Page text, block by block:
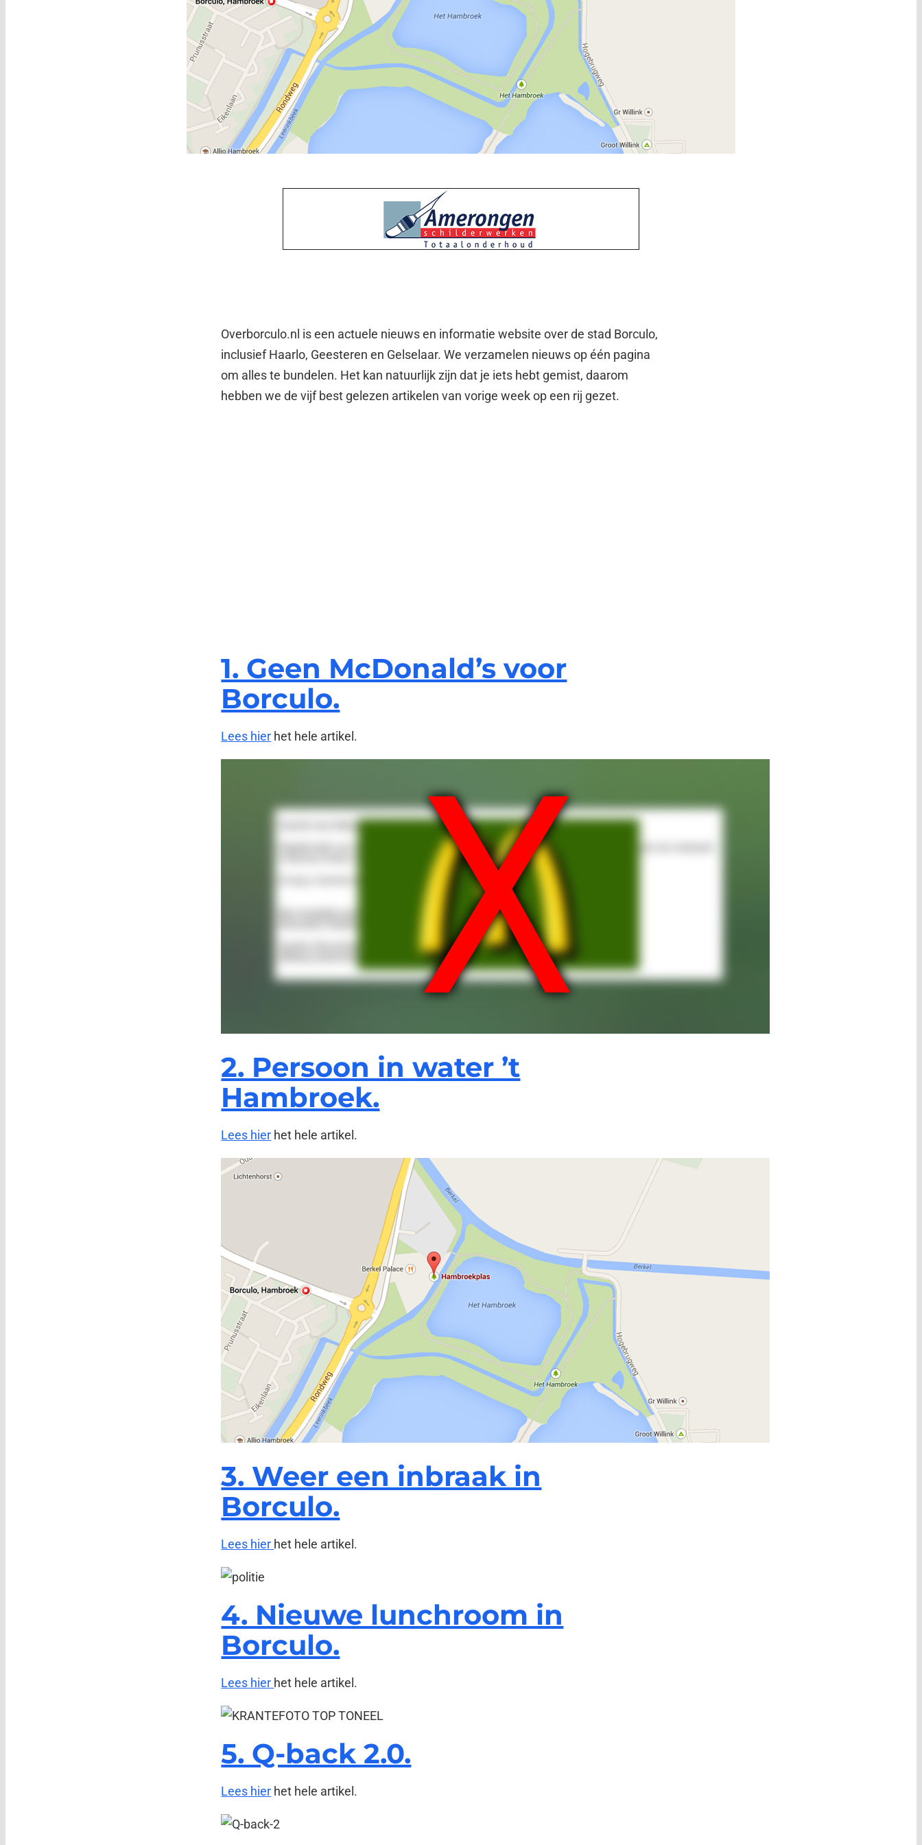
Overborculo.nl is een actuele nieuws en informatie website over de stad Borculo,
inclusief Haarlo, Geesteren en Gelselaar. We verzamelen nieuws op één pagina
om alles te bundelen. Het kan natuurlijk zijn dat je iets hebt gemist, daarom
hebben we de vijf best gelezen artikelen van vorige week op een rij gezet.
1. Geen McDonald’s voor
Borculo.
Lees hier het hele artikel.
2. Persoon in water ’t
Hambroek.
Lees hier het hele artikel.
3. Weer een inbraak in
Borculo.
Lees hier het hele artikel.
4. Nieuwe lunchroom in
Borculo.
Lees hier het hele artikel.
5. Q-back 2.0.
Lees hier het hele artikel.